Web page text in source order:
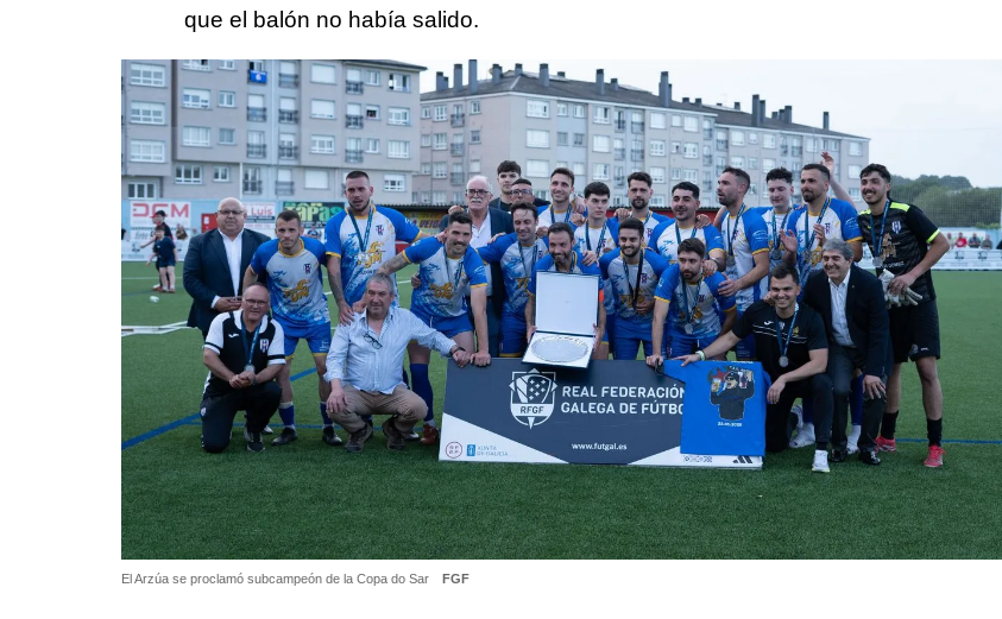
que el balón no había salido.
El Arzúa se proclamó subcampeón de la Copa do Sar FGF